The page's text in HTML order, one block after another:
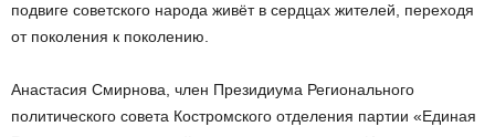
подвиге советского народа живёт в сердцах жителей, переходя
от поколения к поколению.
Анастасия Смирнова, член Президиума Регионального
политического совета Костромского отделения партии «Единая